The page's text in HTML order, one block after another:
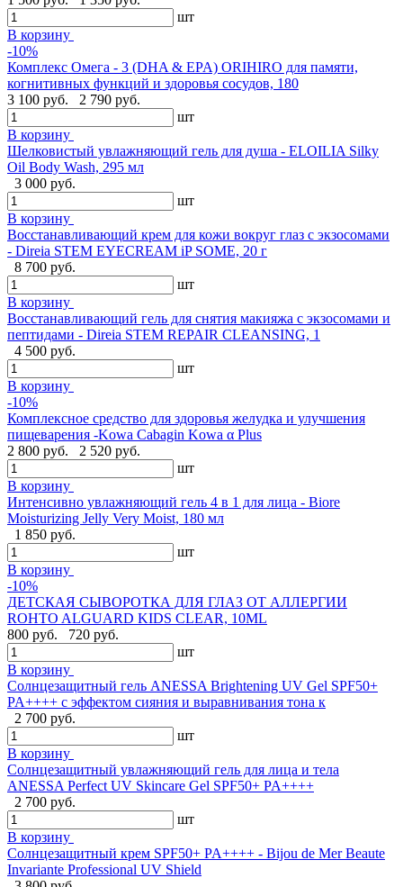
шт
В корзину
-10%
Комплекс Омега - 3 (DHA & EPA) ORIHIRO для памяти,
когнитивных функций и здоровья сосудов, 180
3 100 руб.
2 790 руб.
шт
В корзину
Шелковистый увлажняющий гель для душа - ELOILIA Silky
Oil Body Wash, 295 мл
3 000 руб.
шт
В корзину
Восстанавливающий крем для кожи вокруг глаз с экзосомами
- Direia STEM EYECREAM iP SOME, 20 г
8 700 руб.
шт
В корзину
Восстанавливающий гель для снятия макияжа с экзосомами и
пептидами - Direia STEM REPAIR CLEANSING, 1
4 500 руб.
шт
В корзину
-10%
Комплексное средство для здоровья желудка и улучшения
пищеварения -Kowa Cabagin Kowa α Plus
2 800 руб.
2 520 руб.
шт
В корзину
Интенсивно увлажняющий гель 4 в 1 для лица - Biore
Moisturizing Jelly Very Moist, 180 мл
1 850 руб.
шт
В корзину
-10%
ДЕТСКАЯ СЫВОРОТКА ДЛЯ ГЛАЗ ОТ АЛЛЕРГИИ
ROHTO ALGUARD KIDS CLEAR, 10ML
800 руб.
720 руб.
шт
В корзину
Солнцезащитный гель ANESSA Brightening UV Gel SPF50+
PA++++ с эффектом сияния и выравнивания тона к
2 700 руб.
шт
В корзину
Солнцезащитный увлажняющий гель для лица и тела
ANESSA Perfect UV Skincare Gel SPF50+ PA++++
2 700 руб.
шт
В корзину
Cолнцезащитный крем SPF50+ PA++++ - Bijou de Mer Beaute
Invariante Professional UV Shield